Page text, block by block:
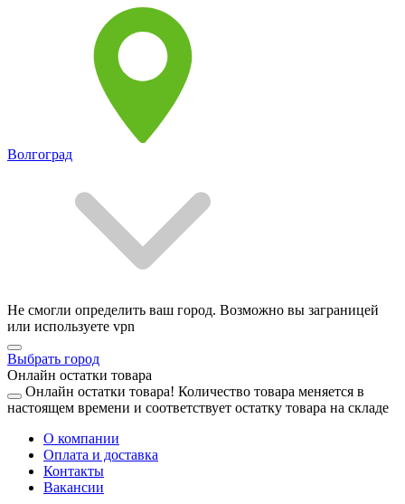
Волгоград
Не смогли определить ваш город. Возможно вы заграницей
или используете vpn
Выбрать город
Онлайн остатки товара
Онлайн остатки товара! Количество товара меняется в
настоящем времени и соответствует остатку товара на складе
О компании
Оплата и доставка
Контакты
Вакансии